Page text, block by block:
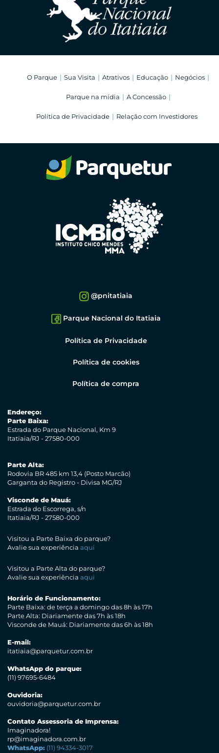
O Parque Sua Visita Atrativos Educação Negócios
Parque na mídia A Concessão
Política de Privacidade Relação com Investidores
@pnitatiaia
Parque Nacional do Itatiaia
Política de Privacidade
Política de cookies
Política de compra
Endereço:
Parte Baixa:
Estrada do Parque Nacional, Km 9
Itatiaia/RJ - 27580-000
Parte Alta:
Rodovia BR 485 km 13,4 (Posto Marcão)
Garganta do Registro - Divisa MG/RJ
Visconde de Mauá:
Estrada do Escorrega, s/n
Itatiaia/RJ - 27580-000
Visitou a Parte Baixa do parque?
Avalie sua experiência aqui
Visitou a Parte Alta do parque?
Avalie sua experiência aqui
Horário de Funcionamento:
Parte Baixa: de terça a domingo das 8h às 17h
Parte Alta: Diariamente das 7h às 18h
Visconde de Mauá: Diariamente das 6h às 18h
E-mail:
itatiaia@parquetur.com.br
WhatsApp do parque:
(11) 97695-6484
Ouvidoria:
ouvidoria@parquetur.com.br
Contato Assessoria de Imprensa:
Imaginadora!
rp@imaginadora.com.br
WhatsApp: (11) 94334-3017